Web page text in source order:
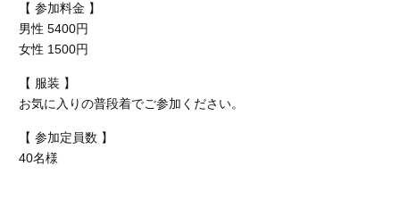
【 参加料金 】
男性 5400円
女性 1500円
【 服装 】
お気に入りの普段着でご参加ください。
【 参加定員数 】
40名様